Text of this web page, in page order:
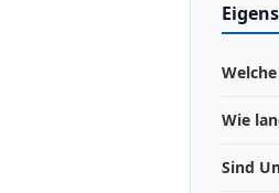
Wie
Sind